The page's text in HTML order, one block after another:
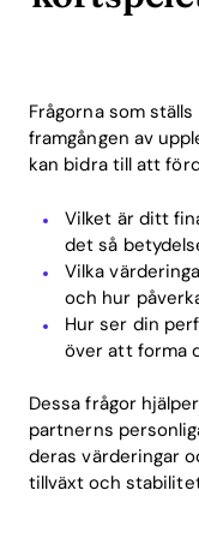
Frågorna som
framgången av
kan bidra till att
Vilket är ditt
det så
Vilka
och hur
Hur ser din
över att forma
Dessa frågor
partnerns
deras värderingar
tillväxt och